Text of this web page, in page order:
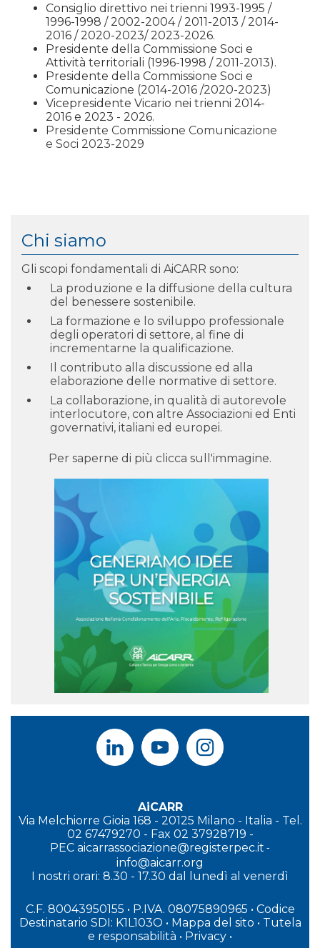
Chi siamo
Gli scopi fondamentali di AiCARR sono:
La produzione e la diffusione della cultura
del benessere sostenibile.
La formazione e lo sviluppo professionale
degli operatori di settore, al fine di
incrementarne la qualificazione.
Il contributo alla discussione ed alla
elaborazione delle normative di settore.
La collaborazione, in qualità di autorevole
interlocutore, con altre Associazioni ed Enti
governativi, italiani ed europei.
Per saperne di più clicca sull'immagine.
Consiglio direttivo nei trienni 1993-1995 /
1996-1998 / 2002-2004 / 2011-2013 / 2014-
2016 / 2020-2023/ 2023-2026.
Presidente della Commissione Soci e
Attività territoriali (1996-1998 / 2011-2013).
Presidente della Commissione Soci e
Comunicazione (2014-2016 /2020-2023)
Vicepresidente Vicario nei trienni 2014-
2016 e 2023 - 2026.
Presidente Commissione Comunicazione
e Soci 2023-2029
AiCARR
Via Melchiorre Gioia 168 - 20125 Milano - Italia - Tel.
02 67479270 - Fax 02 37928719 -
PEC aicarrassociazione@registerpec.it -
info@aicarr.org
I nostri orari: 8.30 - 17.30 dal lunedì al venerdì
C.F. 80043950155 • P.IVA. 08075890965 • Codice
Destinatario SDI: K1L103O • Mappa del sito • Tutela
e responsabilità • Privacy •